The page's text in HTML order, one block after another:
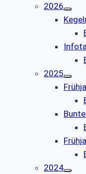
2026
2025
2024